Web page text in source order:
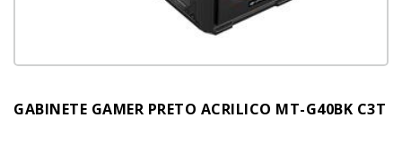
GABINETE GAMER PRETO ACRILICO MT-G40BK C3T